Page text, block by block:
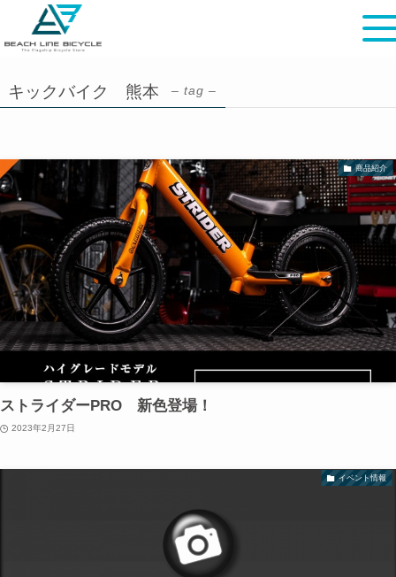
キックバイク 熊本 – tag –
商品紹介
ストライダーPRO 新色登場！
2023年2月27日
イベント情報